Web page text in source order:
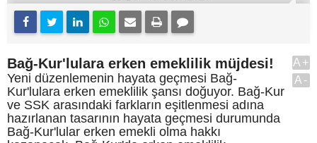
Bağ-Kur'lulara erken emeklilik müjdesi!
Yeni düzenlemenin hayata geçmesi Bağ-
Kur'lulara erken emeklilik şansı doğuyor. Bağ-Kur
ve SSK arasındaki farkların eşitlenmesi adına
hazırlanan tasarının hayata geçmesi durumunda
Bağ-Kur'lular erken emekli olma hakkı
A+
A-